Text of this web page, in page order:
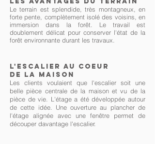
Le terrain est splendide, très montagneux, en
forte pente, complètement isolé des voisins, en
immersion dans la forêt. Le travail est
doublement délicat pour conserver l'état de la
forêt environnante durant les travaux.
L'escalier au coeur
de la maison
Les clients voulaient que l'escalier soit une
belle pièce centrale de la maison et vu de la
pièce de vie. L'étage a été développée autour
de cette idée. Une ouverture au plancher de
l'étage alignée avec une fenêtre permet de
découper davantage l'escalier.